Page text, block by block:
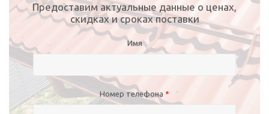
Предоставим актуальные данные о ценах,
скидках и сроках поставки
Имя
Номер телефона *